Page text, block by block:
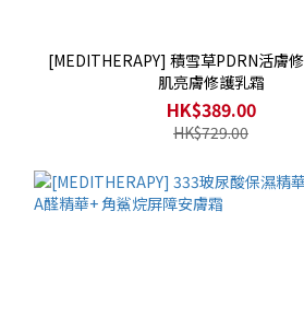
[MEDITHERAPY] 積雪草PDRN活膚
肌亮膚修護乳霜
HK$389.00
HK$729.00